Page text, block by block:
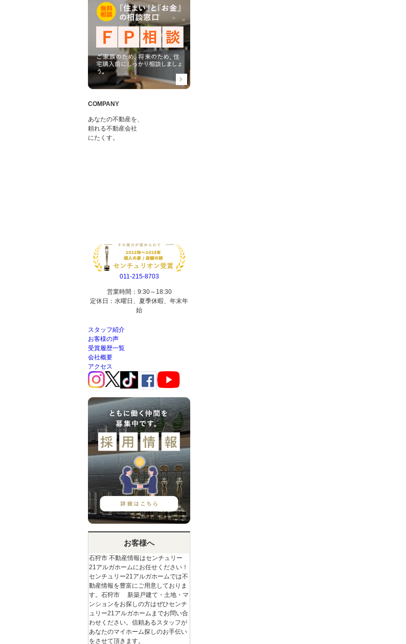
COMPANY
あなたの不動産を、
頼れる不動産会社
にたくす。
011-215-8703
営業時間：9:30～18:30
定休日：水曜日、夏季休暇、年末年
始
スタッフ紹介
お客様の声
受賞履歴一覧
会社概要
アクセス
お客様へ
石狩市 不動産情報はセンチュリー
21アルガホームにお任せください！
センチュリー21アルガホームでは不
動産情報を豊富にご用意しておりま
す。石狩市 新築戸建て・土地・マ
ンションをお探しの方はぜひセンチ
ュリー21アルガホームまでお問い合
わせください。信頼あるスタッフが
あなたのマイホーム探しのお手伝い
をさせて頂きます。